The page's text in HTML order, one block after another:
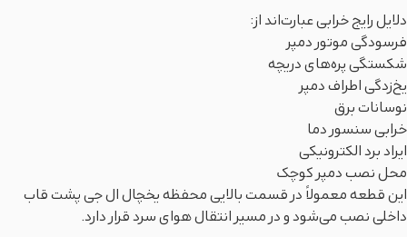
دلایل رایج خرابی عبارت‌اند از:
فرسودگی موتور دمپر
شکستگی پره‌های دریچه
یخ‌زدگی اطراف دمپر
نوسانات برق
خرابی سنسور دما
ایراد برد الکترونیکی
محل نصب دمپر کوچک
این قطعه معمولاً در قسمت بالایی محفظه یخچال ال جی پشت قاب
داخلی نصب می‌شود و در مسیر انتقال هوای سرد قرار دارد.